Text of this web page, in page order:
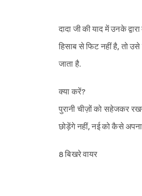
दादा जी की याद में उनके
हिसाब से फिट नहीं है, तो
जाता है.
क्या करें?
पुरानी चीज़ों को सहेजकर
छोड़ेंगे नहीं, नई को कैसे
8 बिखरे वायर